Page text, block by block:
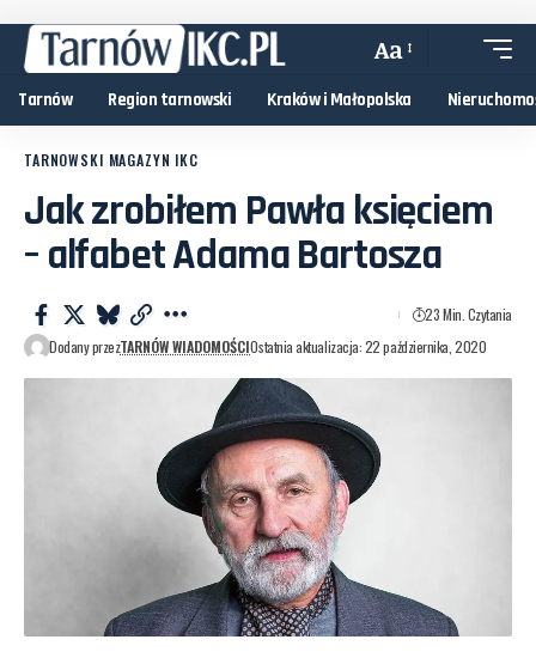
Aa
Tarnów Region tarnowski Kraków i Małopolska
TARNOWSKI MAGAZYN IKC
Jak zrobiłem Pawła księciem
– alfabet Adama Bartosza
Dodany przezTARNÓW WIADOMOŚCIOstatnia aktualizacja: 22 października, 2020
23 Min. Czytania